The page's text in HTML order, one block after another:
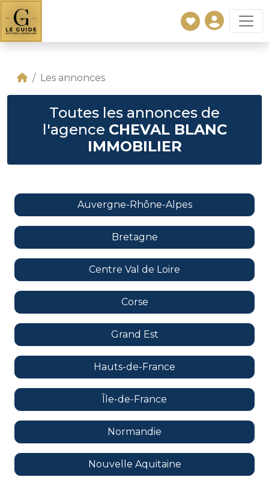
Les annonces
Toutes les annonces de
l'agence CHEVAL BLANC
IMMOBILIER
Auvergne-Rhône-Alpes
Bretagne
Centre Val de Loire
Corse
Grand Est
Hauts-de-France
Île-de-France
Normandie
Nouvelle Aquitaine